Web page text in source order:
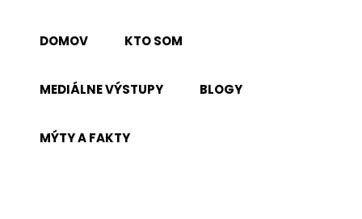
contentDOMOV KTO SOM
MEDIÁLNE VÝSTUPY BLOGY
MÝTY A FAKTY